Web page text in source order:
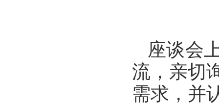
座谈会
流，亲切
需求，并